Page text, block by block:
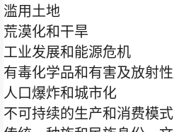
滥用土地
荒漠化和干旱
工业发展和能源危机
有毒化学品和有害及放射
人口爆炸和城市化
不可持续的生产和消费模式